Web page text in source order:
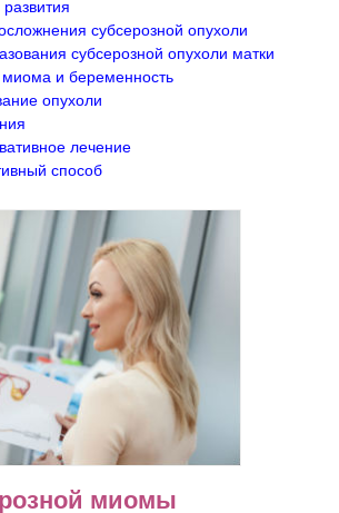
субсерозной опухоли
субсерозной опухоли матки
и беременность
опухоли
лечение
способ
миомы